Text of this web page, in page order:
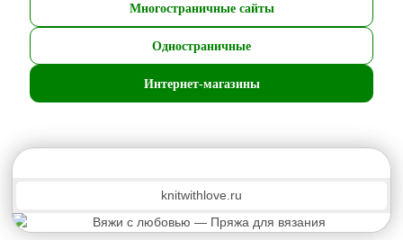
Многостраничные сайты
Одностраничные
Интернет-магазины
knitwithlove.ru